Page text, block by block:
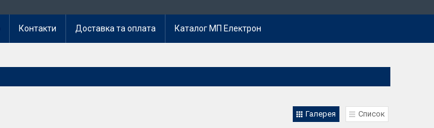
Контакти Доставка та оплата Каталог МП Електрон
Галерея Список